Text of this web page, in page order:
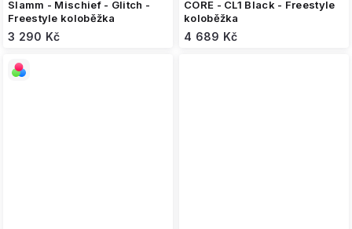
Slamm - Mischief - Glitch -
Freestyle koloběžka
3 290 Kč
CORE - CL1 Black - Freestyle
koloběžka
4 689 Kč